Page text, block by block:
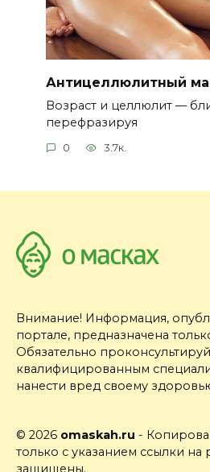
Антицеллюлитный
Возраст и целлюлит —
перефразируя
0 3.7к.
Внимание! Информация,
портале, предназначена
Обязательно
квалифицированным
нанести вред своему
© 2026 omaskah.ru -
только с указанием ссылки на
защищены.